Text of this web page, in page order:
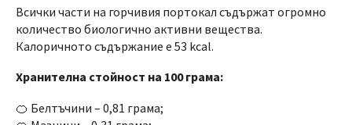
Всички части на горчивия портокал съдържат огромно
количество биологично активни вещества.
Калоричното съдържание е 53 kcal.
Хранителна стойност на 100 грама:
🍊 Белтъчини – 0,81 грама;